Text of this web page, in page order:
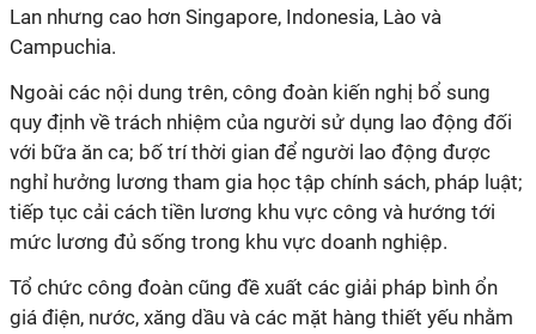
Lan nhưng cao hơn Singapore, Indonesia, Lào và
Campuchia.
Ngoài các nội dung trên, công đoàn kiến nghị bổ sung
quy định về trách nhiệm của người sử dụng lao động đối
với bữa ăn ca; bố trí thời gian để người lao động được
nghỉ hưởng lương tham gia học tập chính sách, pháp luật;
tiếp tục cải cách tiền lương khu vực công và hướng tới
mức lương đủ sống trong khu vực doanh nghiệp.
Tổ chức công đoàn cũng đề xuất các giải pháp bình ổn
giá điện, nước, xăng dầu và các mặt hàng thiết yếu nhằm